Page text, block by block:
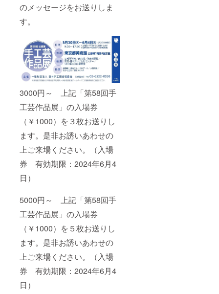
のメッセージをお送りしま
す。
3000円～ 上記「第58回手
工芸作品展」の入場券
（￥1000）を３枚お送りし
ます。是非お誘いあわせの
上ご来場ください。（入場
券 有効期限：2024年6月4
日）
5000円～ 上記「第58回手
工芸作品展」の入場券
（￥1000）を５枚お送りし
ます。是非お誘いあわせの
上ご来場ください。（入場
券 有効期限：2024年6月4
日）